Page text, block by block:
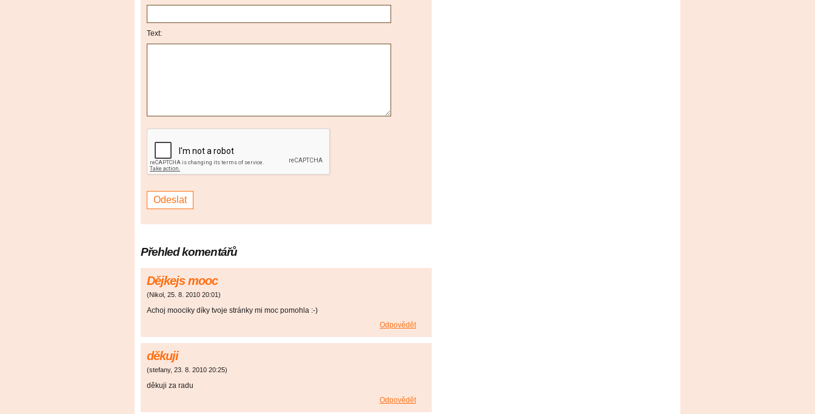
Text:
Přehled komentářů
Dějkejs mooc
(Nikol 25. 8. 2010 20:01)
Achoj moociky díky tvoje stránky mi moc pomohla :-)
Odpovědět
děkuji
(stefany, 23. 8. 2010 20:25)
děkuji za radu
Odpovědět